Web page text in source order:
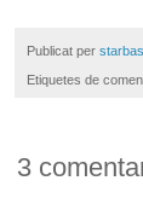
Publicat per
Etiquetes de
3